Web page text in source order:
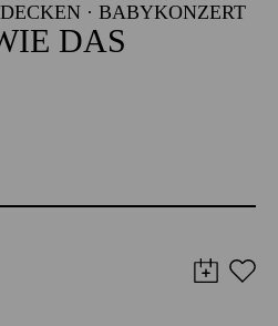
· BABYKONZERT
DAS